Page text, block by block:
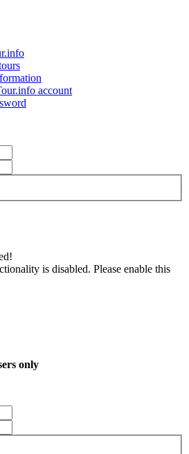
account
is disabled. Please enable this
only